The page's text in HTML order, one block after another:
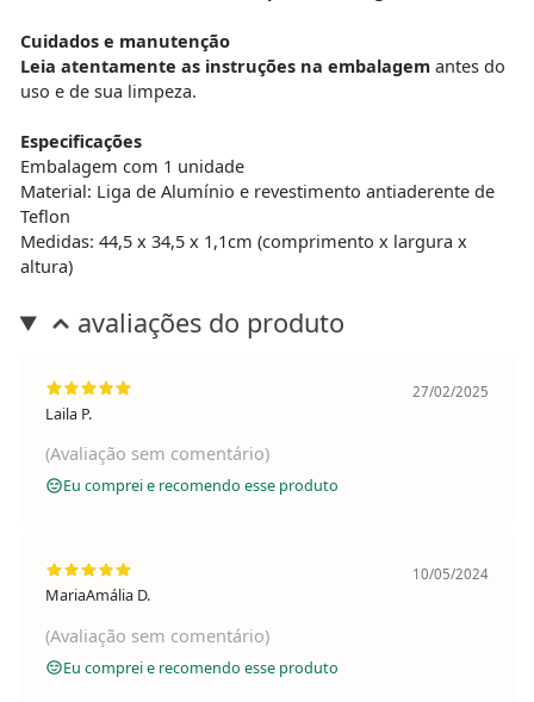
Cuidados e manutenção
Leia atentamente as instruções na embalagemantes do
uso e de sua limpeza.
Especificações
Embalagem com 1 unidade
Material: Liga de Alumínio e revestimento antiaderente de
Teflon
Medidas: 44,5 x 34,5 x 1,1cm (comprimento x largura x
altura)
avaliações do produto
Laila P.
27/02/2025
(Avaliação sem comentário)
Eu comprei e recomendo esse produto
MariaAmália D.
10/05/2024
(Avaliação sem comentário)
Eu comprei e recomendo esse produto